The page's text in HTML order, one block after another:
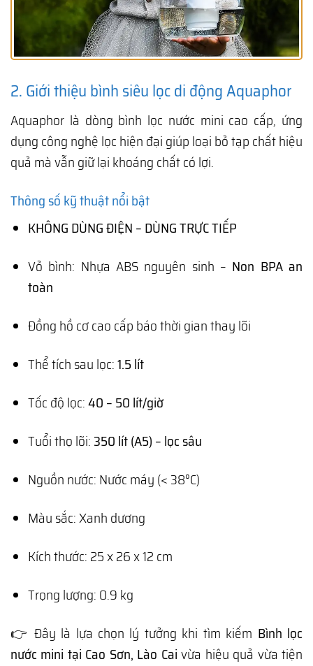
2. Giới thiệu bình siêu lọc di động Aquaphor
Aquaphor là dòng bình lọc nước mini cao cấp, ứng
dụng công nghệ lọc hiện đại giúp loại bỏ tạp chất hiệu
quả mà vẫn giữ lại khoáng chất có lợi.
Thông số kỹ thuật nổi bật
KHÔNG DÙNG ĐIỆN – DÙNG TRỰC TIẾP
Vỏ bình: Nhựa ABS nguyên sinh – Non BPA an
toàn
Đồng hồ cơ cao cấp báo thời gian thay lõi
Thể tích sau lọc:1.5 lít
Tốc độ lọc:40 – 50 lít/giờ
Tuổi thọ lõi:350 lít (A5) – lọc sâu
Nguồn nước: Nước máy (< 38°C)
Màu sắc: Xanh dương
Kích thước: 25 x 26 x 12 cm
Trọng lượng: 0.9 kg
👉 Đây là lựa chọn lý tưởng khi tìm kiếm Bình lọc
nước mini tại Cao Sơn, Lào Cai vừa hiệu quả vừa tiện